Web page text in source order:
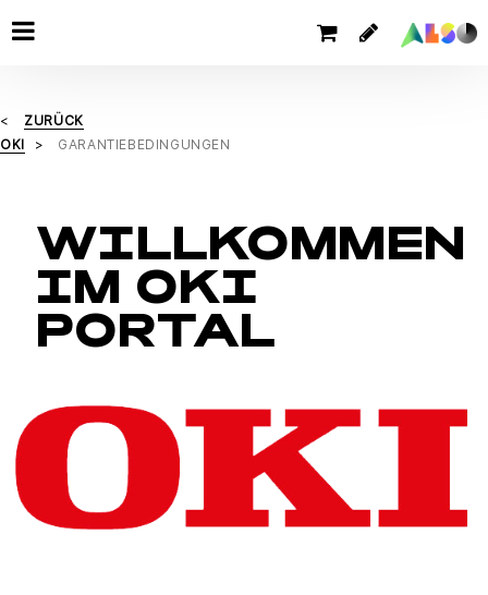
ZURÜCK
OKI
GARANTIEBEDINGUNGEN
WILLKOMMEN
IM OKI
PORTAL